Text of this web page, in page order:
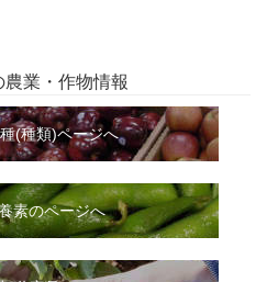
農業・作物情報
(種類)ページへ
素のページへ